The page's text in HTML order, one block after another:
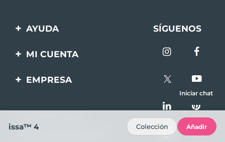
AYUDA
Contáctanos
Información de la
SÍGUENOS
MI CUENTA
Registro de productos
EMPRESA
Iniciar chat
issa™ 4 Colección Añadir